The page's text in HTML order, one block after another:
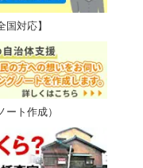
対応】
ト作成）